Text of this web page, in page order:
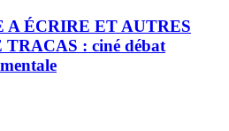
ÉCRIRE ET AUTRES
TRACAS : ciné débat